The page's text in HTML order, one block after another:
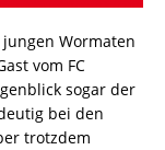
Wormaten
vom FC
sogar der
bei den
trotzdem